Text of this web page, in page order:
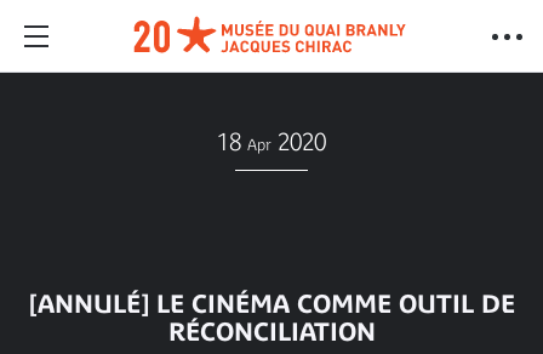
18 Apr 2020
[ANNULÉ] LE CINÉMA COMME OUTIL DE
RÉCONCILIATION